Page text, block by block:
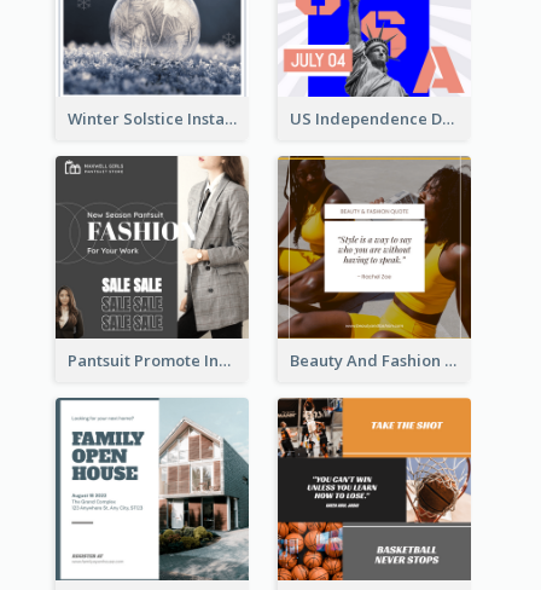
Winter Solstice Instagram Post US Independence Day Instagram Post
Pantsuit Promote Instagram Post Beauty And Fashion Inspirational Quote Instagram Post